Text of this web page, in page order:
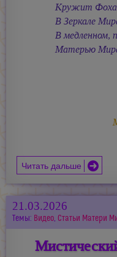
Кружит
В Зеркале
В медленном,
Матерью
Читать дальше
21.03.2026
Темы: Видео, Статьи Матери